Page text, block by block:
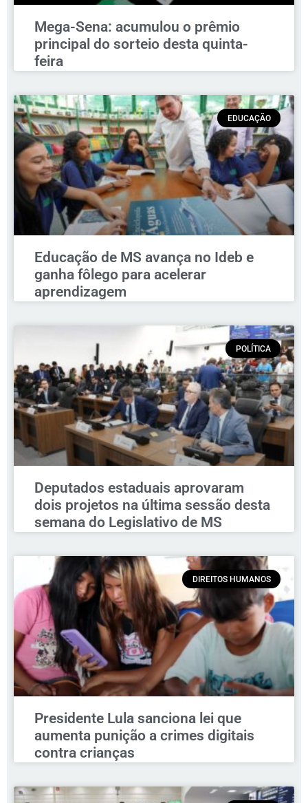
Mega-Sena: acumulou o prêmio
principal do sorteio desta quinta-
feira
EDUCAÇÃO
Educação de MS avança no Ideb e
ganha fôlego para acelerar
aprendizagem
POLÍTICA
Deputados estaduais aprovaram
dois projetos na última sessão desta
semana do Legislativo de MS
DIREITOS HUMANOS
Presidente Lula sanciona lei que
aumenta punição a crimes digitais
contra crianças